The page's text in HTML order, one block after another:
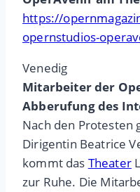
https://
opernstudios-
Venedig
Mitarbeiter der
Abberufung des
Nach den Protesten
Dirigentin Beatrice
kommt das Theater
zur Ruhe. Die